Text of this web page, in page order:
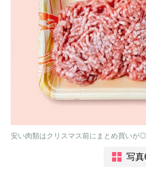
安い肉類はクリスマス前にまとめ買いが◎
写真